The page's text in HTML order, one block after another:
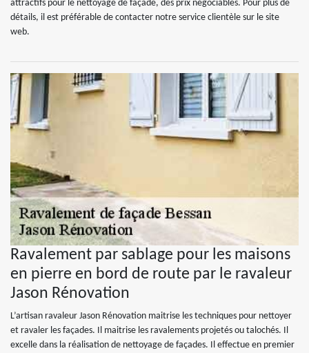
attractifs pour le nettoyage de façade, des prix négociables. Pour plus de
détails, il est préférable de contacter notre service clientèle sur le site
web.
Ravalement par sablage pour les maisons
en pierre en bord de route par le ravaleur
Jason Rénovation
L’artisan ravaleur Jason Rénovation maitrise les techniques pour nettoyer
et ravaler les façades. Il maitrise les ravalements projetés ou talochés. Il
excelle dans la réalisation de nettoyage de façades. Il effectue en premier